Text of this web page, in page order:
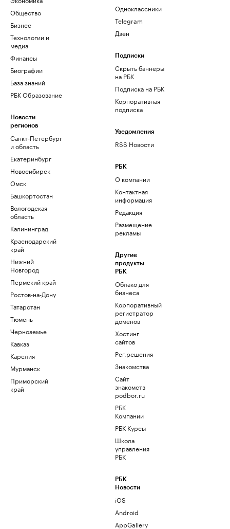
Общество
Бизнес
Технологии и
медиа
Финансы
Биографии
База знаний
РБК Образование
Новости
регионов
Санкт-Петербург
и область
Екатеринбург
Новосибирск
Омск
Башкортостан
Вологодская
область
Калининград
Краснодарский
край
Нижний
Новгород
Пермский край
Ростов-на-Дону
Татарстан
Тюмень
Черноземье
Кавказ
Карелия
Мурманск
Приморский
край
Одноклассники
Telegram
Дзен
Подписки
Скрыть баннеры
на РБК
Подписка на РБК
Корпоративная
подписка
Уведомления
RSS Новости
РБК
О компании
Контактная
информация
Редакция
Размещение
рекламы
Другие
продукты
РБК
Облако для
бизнеса
Корпоративный
регистратор
доменов
Хостинг
сайтов
Рег.решения
Знакомства
Сайт
знакомств
podbor.ru
РБК
Компании
РБК Курсы
Школа
управления
РБК
РБК
Новости
iOS
Android
AppGallery